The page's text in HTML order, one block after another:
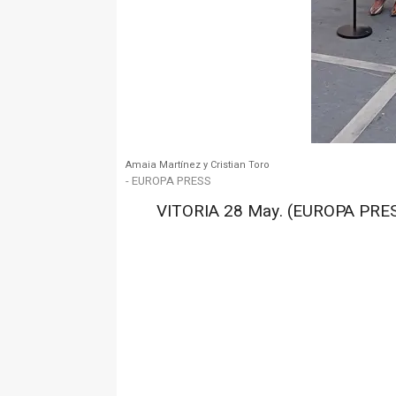
Amaia Martínez y Cristian Toro
- EUROPA PRESS
VITORIA 28 May. (EUROPA